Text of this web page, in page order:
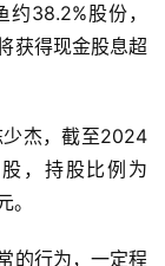
38.2%股份，
获得现金股息超
少杰，截至2024
，持股比例为
的行为，一定程